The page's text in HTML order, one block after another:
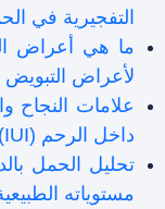
التفجيرية في
ما هي أعراض
لأعراض التبويض
علامات النجاح
داخل الرحم (IUI)
مستوياته